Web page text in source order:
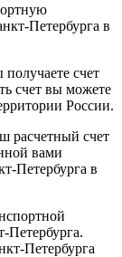
Петербурга в
счет
счет вы можете
России.
расчетный счет
вами
Петербурга в
Петербурга.
Петербурга